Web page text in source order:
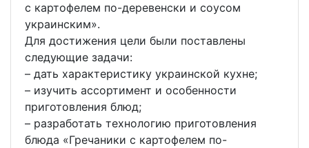
с картофелем по-деревенски и соусом
украинским».
Для достижения цели были поставлены
следующие задачи:
– дать характеристику украинской кухне;
– изучить ассортимент и особенности
приготовления блюд;
– разработать технологию приготовления
блюда «Гречаники с картофелем по-